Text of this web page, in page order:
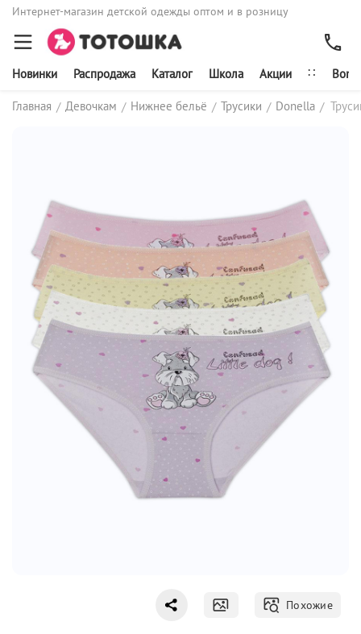
Интернет-магазин детской одежды оптом и в розницу
Новинки Распродажа Каталог Школа Акции ∷
Главная / Девочкам / Нижнее бельё / Трусики / Donella /
Похожие